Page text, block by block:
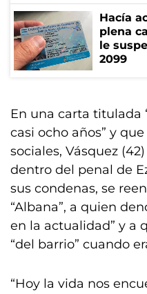
Hacía
plena
le
2099
En una carta titulada
casi ocho años” y
sociales, Vásquez
dentro del penal de
sus condenas, se
“Albana”, a quien
en la actualidad” y a
“del barrio” cuando
“Hoy la vida nos